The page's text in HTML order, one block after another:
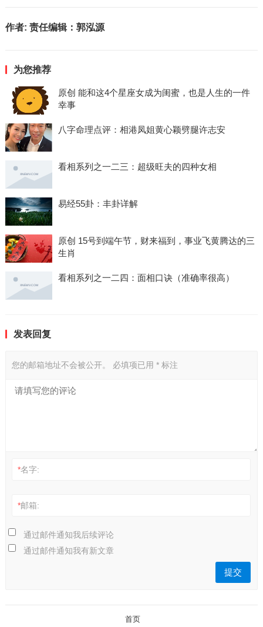
作者: 责任编辑：郭泓源
为您推荐
原创 能和这4个星座女成为闺蜜，也是人生的一件
幸事
八字命理点评：相港凤姐黄心颖劈腿许志安
看相系列之一二三：超级旺夫的四种女相
易经55卦：丰卦详解
原创 15号到端午节，财来福到，事业飞黄腾达的三
生肖
看相系列之一二四：面相口诀（准确率很高）
发表回复
您的邮箱地址不会被公开。 必填项已用 *标注
*名字:
*邮箱:
通过邮件通知我后续评论
通过邮件通知我有新文章
首页